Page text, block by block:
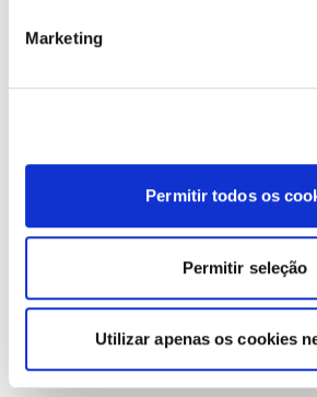
Marketing
Permitir todos os
Permitir seleção
Utilizar apenas os cookies